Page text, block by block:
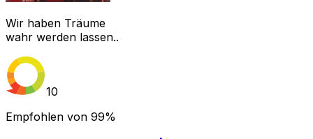
Wir haben Träume
wahr werden lassen..
10
Empfohlen von 99%